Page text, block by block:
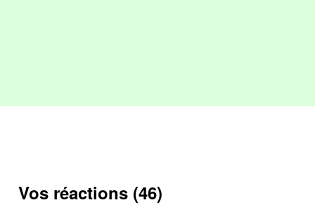
Vos réactions (46)